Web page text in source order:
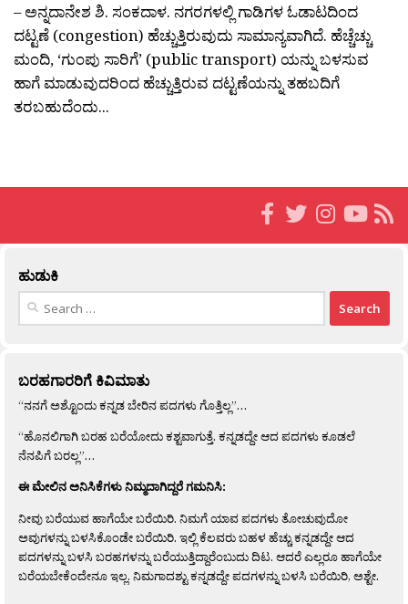
– ಅನ್ನದಾನೇಶ ಶಿ. ಸಂಕದಾಳ. ನಗರಗಳಲ್ಲಿ ಗಾಡಿಗಳ ಓಡಾಟದಿಂದ
ದಟ್ಟಣೆ (congestion) ಹೆಚ್ಚುತ್ತಿರುವುದು ಸಾಮಾನ್ಯವಾಗಿದೆ. ಹೆಚ್ಚೆಚ್ಚು
ಮಂದಿ, ‘ಗುಂಪು ಸಾರಿಗೆ’ (public transport) ಯನ್ನು ಬಳಸುವ
ಹಾಗೆ ಮಾಡುವುದರಿಂದ ಹೆಚ್ಚುತ್ತಿರುವ ದಟ್ಟಣೆಯನ್ನು ತಹಬದಿಗೆ
ತರಬಹುದೆಂದು...
ಹುಡುಕಿ
Search
ಬರಹಗಾರರಿಗೆ ಕಿವಿಮಾತು
“ನನಗೆ ಅಶ್ಟೊಂದು ಕನ್ನಡ ಬೇರಿನ ಪದಗಳು ಗೊತ್ತಿಲ್ಲ”…
“ಹೊನಲಿಗಾಗಿ ಬರಹ ಬರೆಯೋದು ಕಶ್ಟವಾಗುತ್ತೆ. ಕನ್ನಡದ್ದೇ ಆದ ಪದಗಳು ಕೂಡಲೆ
ನೆನಪಿಗೆ ಬರಲ್ಲ”…
ಈ ಮೇಲಿನ ಅನಿಸಿಕೆಗಳು ನಿಮ್ಮದಾಗಿದ್ದರೆ ಗಮನಿಸಿ:
ನೀವು ಬರೆಯುವ ಹಾಗೆಯೇ ಬರೆಯಿರಿ. ನಿಮಗೆ ಯಾವ ಪದಗಳು ತೋಚುವುದೋ
ಅವುಗಳನ್ನು ಬಳಸಿಕೊಂಡೇ ಬರೆಯಿರಿ. ಇಲ್ಲಿ ಕೆಲವರು ಬಹಳ ಹೆಚ್ಚು ಕನ್ನಡದ್ದೇ ಆದ
ಪದಗಳನ್ನು ಬಳಸಿ ಬರಹಗಳನ್ನು ಬರೆಯುತ್ತಿದ್ದಾರೆಂಬುದು ದಿಟ. ಆದರೆ ಎಲ್ಲರೂ ಹಾಗೆಯೇ
ಬರೆಯಬೇಕೆಂದೇನೂ ಇಲ್ಲ. ನಿಮಗಾದಶ್ಟು ಕನ್ನಡದ್ದೇ ಪದಗಳನ್ನು ಬಳಸಿ ಬರೆಯಿರಿ, ಅಶ್ಟೇ.